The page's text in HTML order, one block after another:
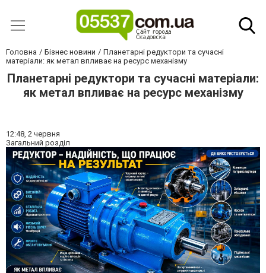
Головна Бізнес новини
Планетарні редуктори та сучасні
матеріали: як метал впливає на ресурс механізму
Планетарні редуктори та сучасні матеріали:
як метал впливає на ресурс механізму
12:48, 2 червня
Загальний розділ